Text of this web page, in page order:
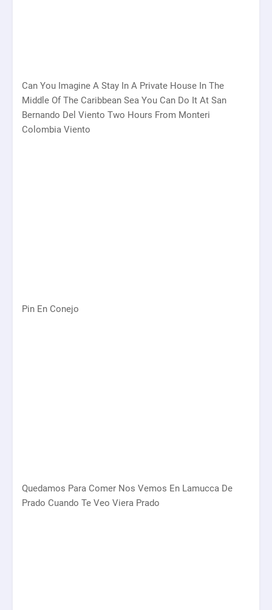
Can You Imagine A Stay In A Private House In The
Middle Of The Caribbean Sea You Can Do It At San
Bernando Del Viento Two Hours From Monteri
Colombia Viento
Pin En Conejo
Quedamos Para Comer Nos Vemos En Lamucca De
Prado Cuando Te Veo Viera Prado